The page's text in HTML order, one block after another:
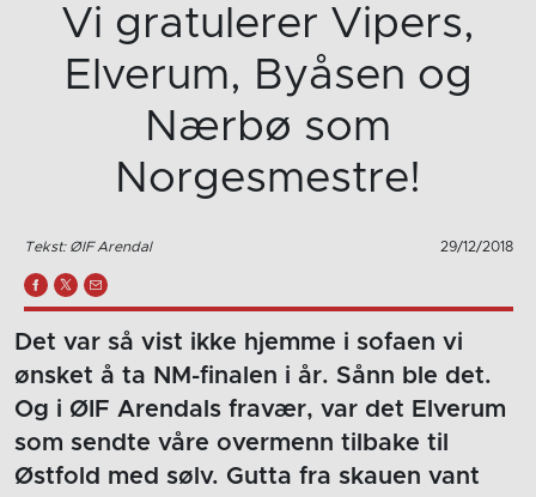
Vi gratulerer Vipers,
Elverum, Byåsen og
Nærbø som
Norgesmestre!
Tekst: ØIF Arendal 29/12/2018
Det var så vist ikke hjemme i sofaen vi
ønsket å ta NM-finalen i år. Sånn ble det.
Og i ØIF Arendals fravær, var det Elverum
som sendte våre overmenn tilbake til
Østfold med sølv. Gutta fra skauen vant